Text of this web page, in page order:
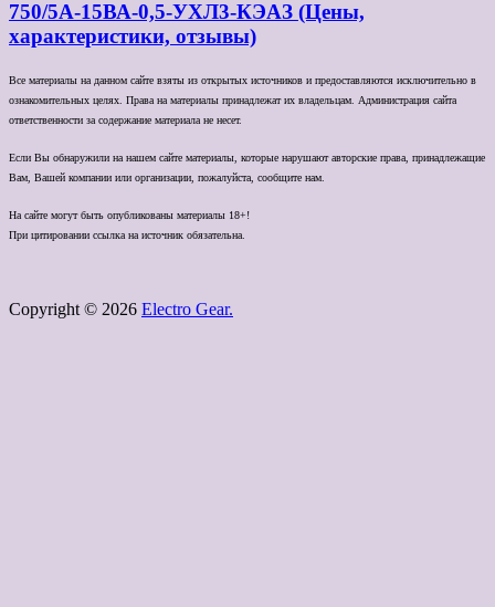
750/5А-15ВА-0,5-УХЛ3-КЭАЗ (Цены,
характеристики, отзывы)
Все материалы на данном сайте взяты из открытых источников и предоставляются исключительно в
ознакомительных целях. Права на материалы принадлежат их владельцам. Администрация сайта
ответственности за содержание материала не несет.
Если Вы обнаружили на нашем сайте материалы, которые нарушают авторские права, принадлежащие
Вам, Вашей компании или организации, пожалуйста, сообщите нам.
На сайте могут быть опубликованы материалы 18+!
При цитировании ссылка на источник обязательна.
Copyright © 2026 Electro Gear.